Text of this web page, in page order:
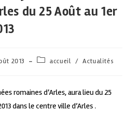
du 25 Août au 1er
2013 accueil / Actualités
romaines d’Arles, aura lieu du 25
dans le centre ville d’Arles .